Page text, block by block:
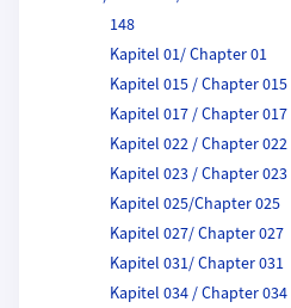
148
Kapitel 01/ Chapter 01
Kapitel 015 / Chapter 015
Kapitel 017 / Chapter 017
Kapitel 022 / Chapter 022
Kapitel 023 / Chapter 023
Kapitel 025/Chapter 025
Kapitel 027/ Chapter 027
Kapitel 031/ Chapter 031
Kapitel 034 / Chapter 034